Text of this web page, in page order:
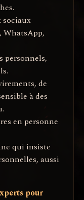
sociaux
WhatsApp,
personnels,
de
à des
en personne
qui insiste
aussi
pour